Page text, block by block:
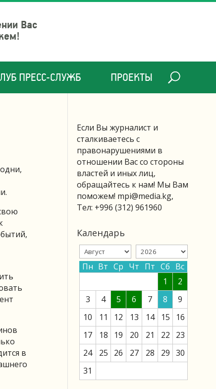
Вас
ПРЕСС-СЛУЖБ ПРОЕКТЫ
в
Если Вы журналист и
сталкиваетесь с
правонарушениями в
отношении Вас со стороны
властей и иных лиц,
обращайтесь к нам! Мы Вам
поможем! mpi@media.kg,
Тел: +996 (312) 961960
Календарь
Пн Вт Ср Чт Пт Сб Вс
1
2
3
4 5 6 7 8
9
10
11 12 13 14 15
16
17
18 19 20 21 22
23
24
25 26 27 28 29 30
31